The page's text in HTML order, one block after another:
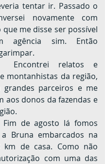
tentar ir. Passado o
novamente com
que me disse ser possível
agência sim. Então
montanhistas da região,
grandes parceiros e me
aos donos da fazendas e
de casa. Como não
com uma das